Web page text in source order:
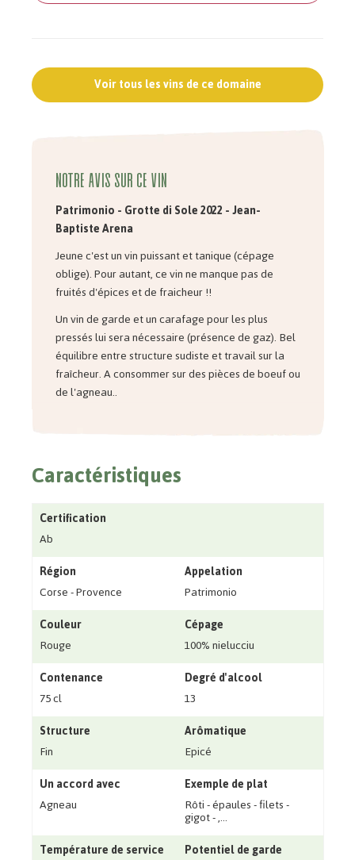
Voir tous les vins de ce domaine
Notre avis sur ce vin
Patrimonio - Grotte di Sole 2022 - Jean-
Baptiste Arena
Jeune c'est un vin puissant et tanique (cépage
oblige). Pour autant, ce vin ne manque pas de
fruités d'épices et de fraicheur !!
Un vin de garde et un carafage pour les plus
pressés lui sera nécessaire (présence de gaz). Bel
équilibre entre structure sudiste et travail sur la
fraîcheur. A consommer sur des pièces de boeuf ou
de l'agneau..
Caractéristiques
Certification
Ab
Région
Corse - Provence
Appelation
Patrimonio
Couleur
Rouge
Cépage
100% nielucciu
Contenance
75 cl
Degré d'alcool
13
Structure
Fin
Arômatique
Epicé
Un accord avec
Agneau
Exemple de plat
Rôti - épaules - filets -
gigot - ‚...
Température de service
Potentiel de garde